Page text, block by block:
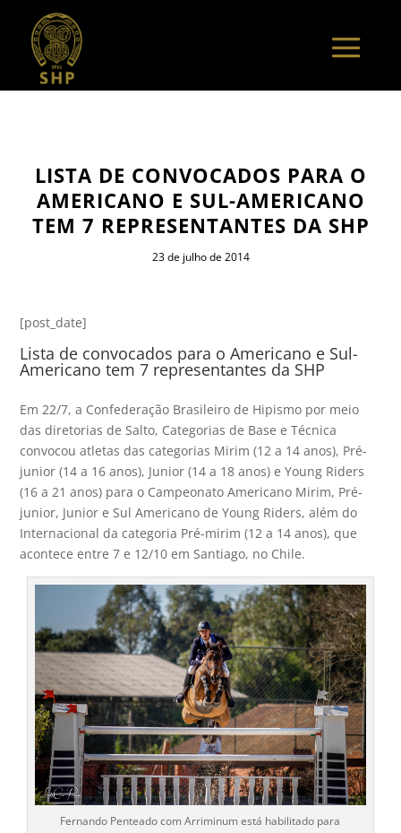
LISTA DE CONVOCADOS PARA O
AMERICANO E SUL-AMERICANO
TEM 7 REPRESENTANTES DA SHP
23 de julho de 2014
[post_date]
Lista de convocados para o Americano e Sul-
Americano tem 7 representantes da SHP
Em 22/7, a Confederação Brasileiro de Hipismo por meio
das diretorias de Salto, Categorias de Base e Técnica
convocou atletas das categorias Mirim (12 a 14 anos), Pré-
junior (14 a 16 anos), Junior (14 a 18 anos) e Young Riders
(16 a 21 anos) para o Campeonato Americano Mirim, Pré-
junior, Junior e Sul Americano de Young Riders, além do
Internacional da categoria Pré-mirim (12 a 14 anos), que
acontece entre 7 e 12/10 em Santiago, no Chile.
Fernando Penteado com Arriminum está habilitado para